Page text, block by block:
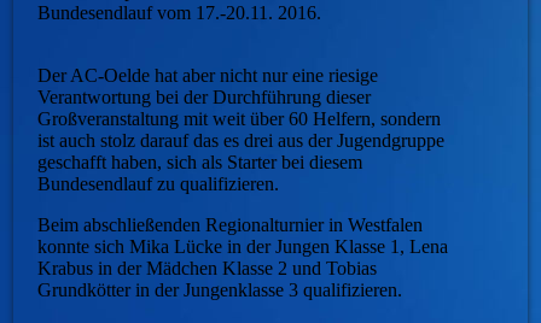
Bundesendlauf vom 17.-20.11. 2016.
Der AC-Oelde hat aber nicht nur eine riesige
Verantwortung bei der Durchführung dieser
Großveranstaltung mit weit über 60 Helfern, sondern
ist auch stolz darauf das es drei aus der Jugendgruppe
geschafft haben, sich als Starter bei diesem
Bundesendlauf zu qualifizieren.
Beim abschließenden Regionalturnier in Westfalen
konnte sich Mika Lücke in der Jungen Klasse 1, Lena
Krabus in der Mädchen Klasse 2 und Tobias
Grundkötter in der Jungenklasse 3 qualifizieren.